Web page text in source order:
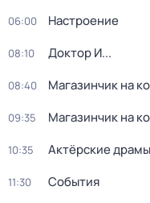
06:00 Настроение
08:10 Доктор И...
08:40 Магазинчик на
09:35 Магазинчик на
10:35 Актёрские драмы
11:30 События